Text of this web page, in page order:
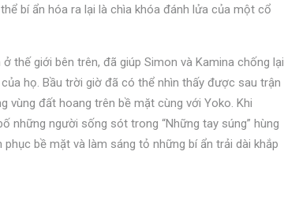
bí ẩn hóa ra lại là chìa khóa đánh lửa của một cổ
thế giới bên trên, đã giúp Simon và Kamina chống lại
họ. Bầu trời giờ đã có thể nhìn thấy được sau trận
vùng đất hoang trên bề mặt cùng với Yoko. Khi
những người sống sót trong “Những tay súng” hùng
bề mặt và làm sáng tỏ những bí ẩn trải dài khắp